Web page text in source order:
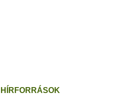
HÍRFORRÁSOK